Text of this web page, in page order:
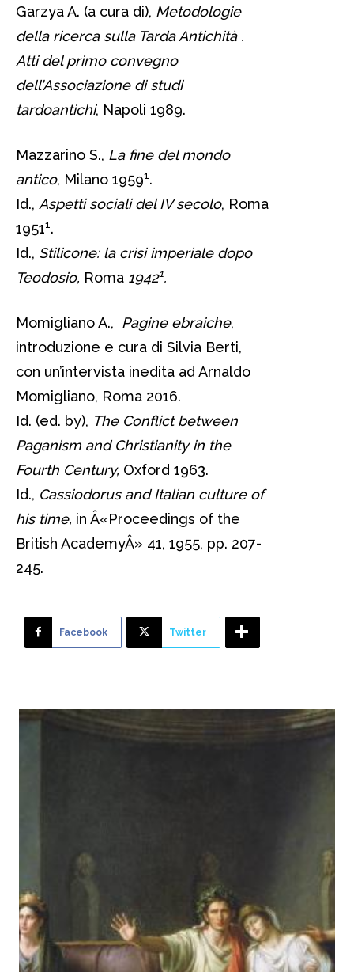
Garzya A. (a cura di), Metodologie
della ricerca sulla Tarda Antichità .
Atti del primo convegno
dell’Associazione di studi
tardoantichi, Napoli 1989.
Mazzarino S., La fine del mondo
antico, Milano 19591.
Id., Aspetti sociali del IV secolo, Roma
19511 .
Id., Stilicone: la crisi imperiale dopo
Teodosio, Roma 19421.
Momigliano A., Pagine ebraiche,
introduzione e cura di Silvia Berti,
con un’intervista inedita ad Arnaldo
Momigliano, Roma 2016.
Id. (ed. by), The Conflict between
Paganism and Christianity in the
Fourth Century, Oxford 1963.
Id., Cassiodorus and Italian culture of
his time, in Â«Proceedings of the
British AcademyÂ» 41, 1955, pp. 207-
245.
Facebook Twitter